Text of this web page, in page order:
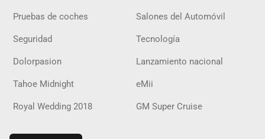
Pruebas de coches Salones del Automóvil
Seguridad Tecnología
Dolorpasion Lanzamiento nacional
Tahoe Midnight eMii
Royal Wedding 2018 GM Super Cruise